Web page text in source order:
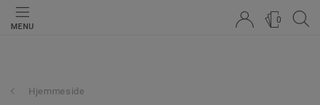
MENU
0
Hjemmeside